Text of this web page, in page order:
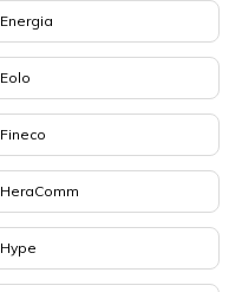
Energia
Eolo
Fineco
HeraComm
Hype